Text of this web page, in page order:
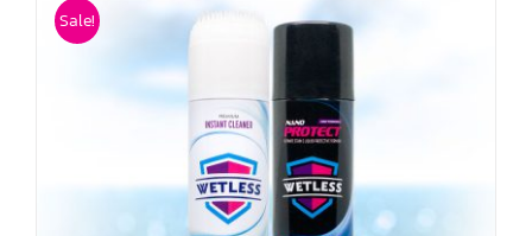
Sale!